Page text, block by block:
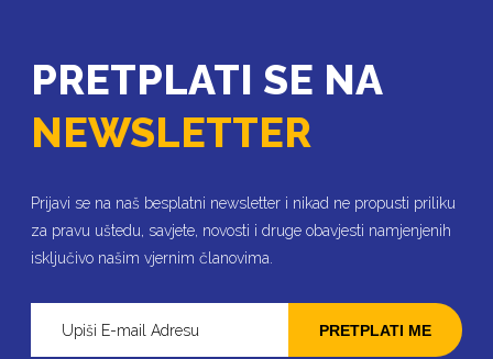
PRETPLATI SE NA
NEWSLETTER
Prijavi se na naš besplatni newsletter i nikad ne propusti priliku
za pravu uštedu, savjete, novosti i druge obavjesti namjenjenih
isključivo našim vjernim članovima.
PRETPLATI ME